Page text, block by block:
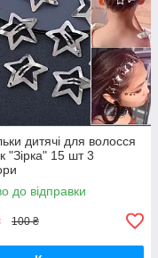
дитячі для волосся
"Зірка" 15 шт 3
до відправки
100 ₴